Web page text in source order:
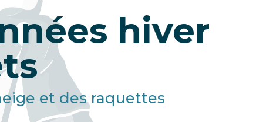
hiver
et des raquettes